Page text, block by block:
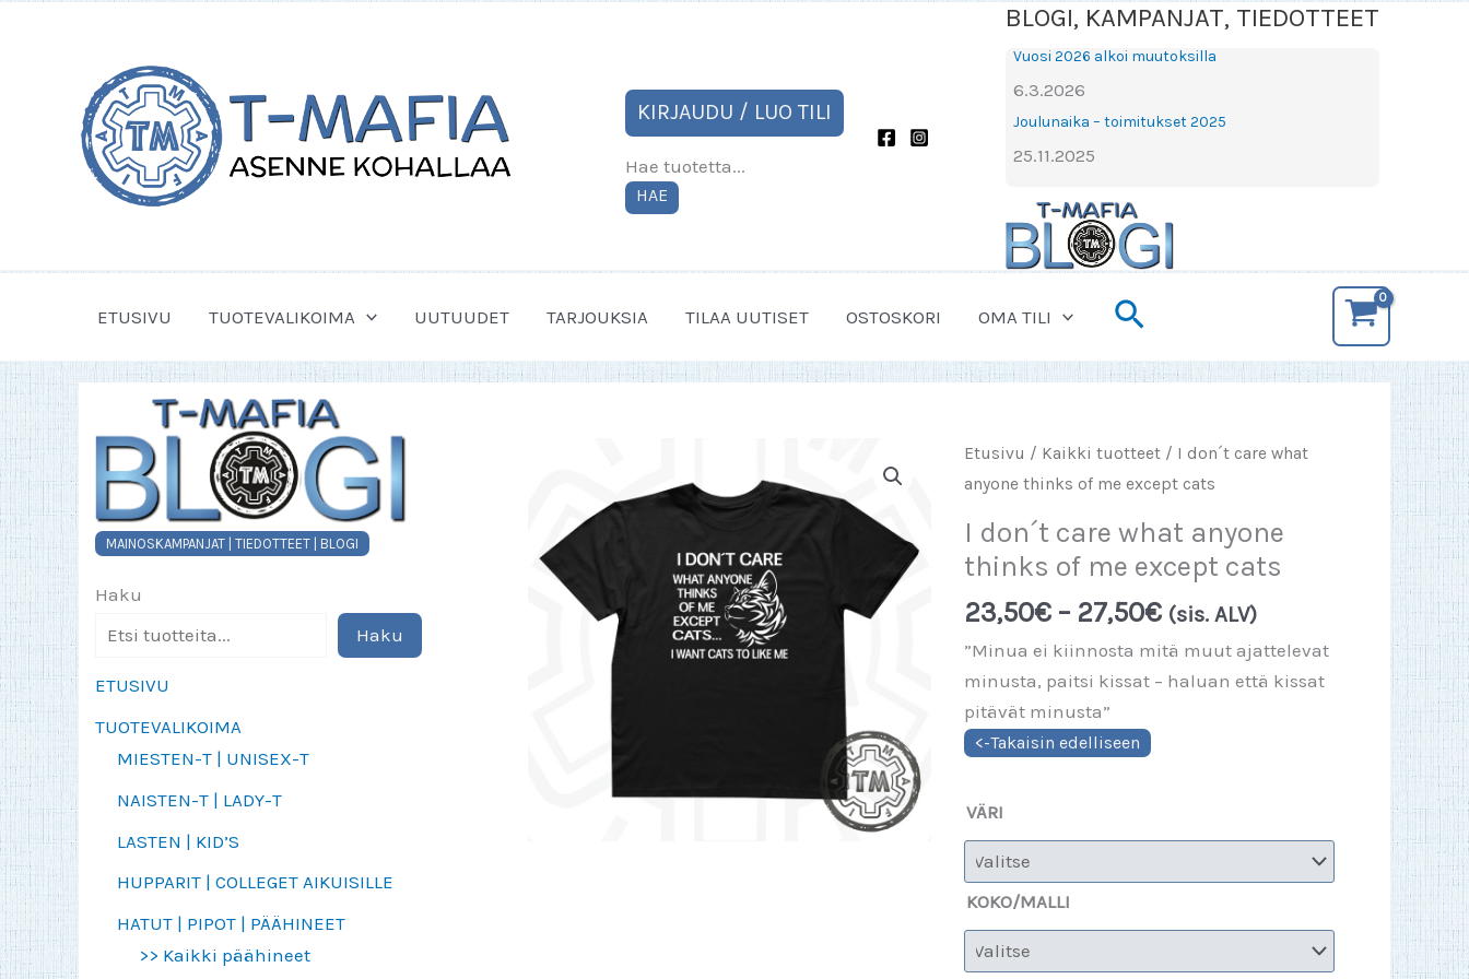
KIRJAUDU / LUO TILI
Hae tuotetta...
HAE
BLOGI, KAMPANJAT, TIEDOTTEET
Vuosi 2026 alkoi muutoksilla
6.3.2026
Joulunaika – toimitukset 2025
25.11.2025
ETUSIVU TUOTEVALIKOIMA UUTUUDET TARJOUKSIA TILAA UUTISET OSTOSKORI OMA TILI Hae
MAINOSKAMPANJAT | TIEDOTTEET | BLOGI
Haku
Haku
ETUSIVU
TUOTEVALIKOIMA
MIESTEN-T | UNISEX-T
NAISTEN-T | LADY-T
LASTEN | KID’S
HUPPARIT | COLLEGET AIKUISILLE
HATUT | PIPOT | PÄÄHINEET
>> Kaikki päähineet
Etusivu / Kaikki tuotteet/ I don´t care what
anyone thinks of me except cats
I don´t care what anyone
thinks of me except cats
23,50€ – 27,50€Hintaluokka:
23,50€
-
(sis. ALV)
”Minua ei kiinnosta mitä muut ajattelevat
minusta, paitsi kissat – haluan että kissat
pitävät minusta”
VÄRI
KOKO/MALLI